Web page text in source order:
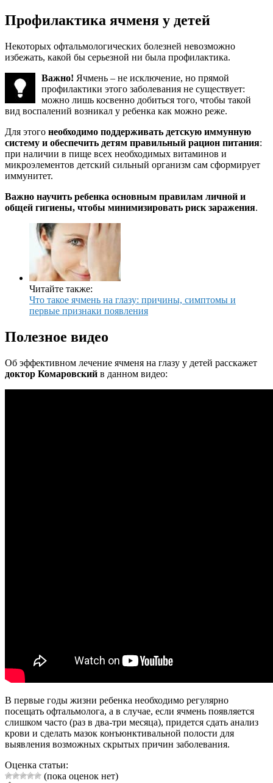
Профилактика ячменя у детей
Некоторых офтальмологических болезней невозможно
избежать, какой бы серьезной ни была профилактика.
Важно! Ячмень – не исключение, но прямой
профилактики этого заболевания не существует:
можно лишь косвенно добиться того, чтобы такой
вид воспалений возникал у ребенка как можно реже.
Для этого необходимо поддерживать детскую иммунную
систему и обеспечить детям правильный рацион питания:
при наличии в пище всех необходимых витаминов и
микроэлементов детский сильный организм сам сформирует
иммунитет.
Важно научить ребенка основным правилам личной и
общей гигиены, чтобы минимизировать риск заражения.
Читайте также:
Что такое ячмень на глазу: причины, симптомы и
первые признаки появления
Полезное видео
Об эффективном лечение ячменя на глазу у детей расскажет
доктор Комаровский в данном видео:
В первые годы жизни ребенка необходимо регулярно
посещать офтальмолога, а в случае, если ячмень появляется
слишком часто (раз в два-три месяца), придется сдать анализ
крови и сделать мазок конъюнктивальной полости для
выявления возможных скрытых причин заболевания.
Оценка статьи:
(пока оценок нет)